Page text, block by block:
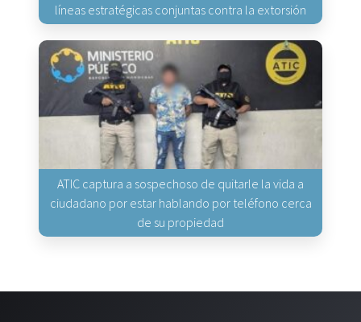
líneas estratégicas conjuntas contra la extorsión
ATIC captura a sospechoso de quitarle la vida a
ciudadano por estar hablando por teléfono cerca
de su propiedad